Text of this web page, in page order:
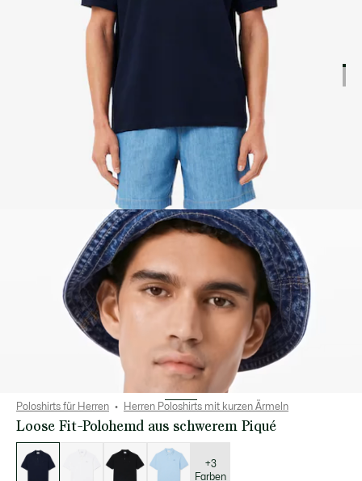
Poloshirts für Herren Herren Poloshirts mit kurzen Ärmeln
Loose Fit-Polohemd aus schwerem Piqué
der
Varianten
+3
Farben